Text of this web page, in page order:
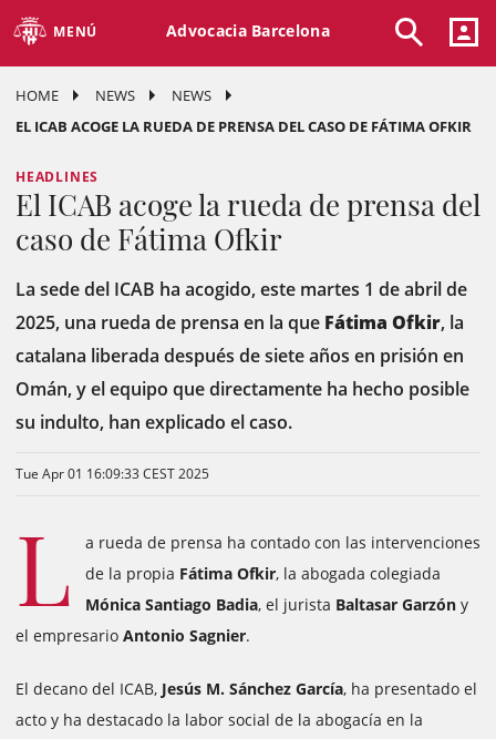
MENÚ Advocacia Barcelona
HOME NEWS
NEWS
EL ICAB ACOGE LA RUEDA DE PRENSA DEL CASO DE FÁTIMA OFKIR
HEADLINES
El ICAB acoge la rueda de prensa del
caso de Fátima Ofkir
La sede del ICAB ha acogido, este martes 1 de abril de
2025, una rueda de prensa en la que Fátima Ofkir, la
catalana liberada después de siete años en prisión en
Omán, y el equipo que directamente ha hecho posible
su indulto, han explicado el caso.
Tue Apr 01 16:09:33 CEST 2025
L
a rueda de prensa ha contado con las intervenciones
de la propia Fátima Ofkir, la abogada colegiada
Mónica Santiago Badia, el jurista Baltasar Garzón y
el empresario Antonio Sagnier.
El decano del ICAB, Jesús M. Sánchez García, ha presentado el
acto y ha destacado la labor social de la abogacía en la